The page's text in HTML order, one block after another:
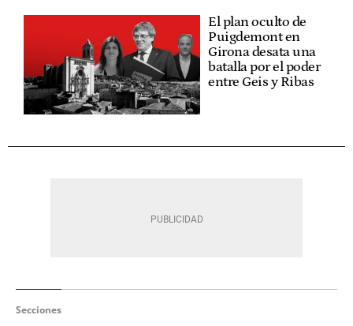
El plan oculto de
Puigdemont en
Girona desata una
batalla por el poder
entre Geis y Ribas
Secciones